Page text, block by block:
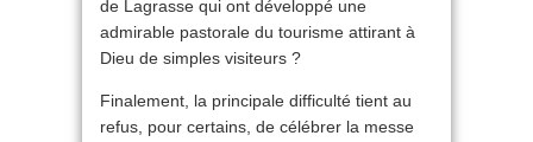
de Lagrasse qui ont développé une
admirable pastorale du tourisme attirant à
Dieu de simples visiteurs ?
Finalement, la principale difficulté tient au
refus, pour certains, de célébrer la messe